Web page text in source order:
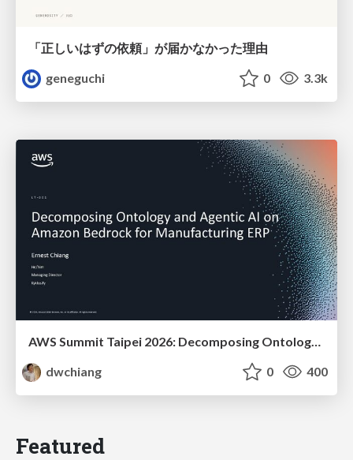
「正しいはずの依頼」が届かなかった理由
geneguchi
0 3.3k
AWS Summit Taipei 2026: Decomposing Ontology and Agentic AI - Using Amazon Bedrock to Bring Living Water to Manufacturing ERP
dwchiang
0 400
Featured